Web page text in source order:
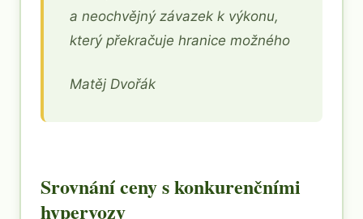
a neochvějný závazek k výkonu,
který překračuje hranice možného
Matěj Dvořák
Srovnání ceny s konkurenčními
hypervozy